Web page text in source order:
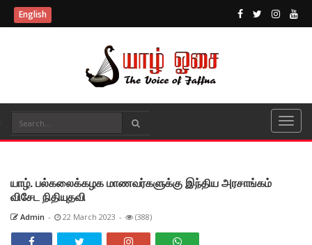
English
யாழ். பல்கலைக்கழக மாணவர்களுக்கு இந்திய அரசாங்கம்
விசேட நிதியுதவி
Admin - 22 March 2023 - (388)